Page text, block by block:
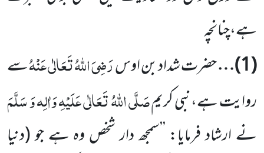
ہے،چنانچہ
(
1
)…حضرت شداد بن اوسرَضِیَ اللّٰہُ تَعَالٰی عَنْہُسے
روایت ہے،نبی کریمصَلَّی اللّٰہُ تَعَالٰی عَلَیْہِ وَاٰلِہ وَ سَلَّمَ
نے ارشاد فرمایا: ’’سمجھ دار شخص وہ ہے جو(دنیا